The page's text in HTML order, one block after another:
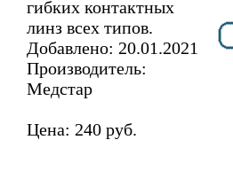
гибких контактных
линз всех типов.
Добавлено: 20.01.2021
Производитель:
Медстар
Цена: 240 руб.